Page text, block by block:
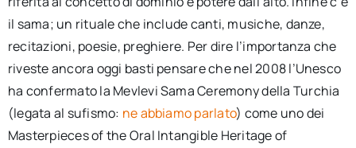
il sama; un rituale che include canti, musiche, danze,
recitazioni, poesie, preghiere. Per dire l’importanza che
riveste ancora oggi basti pensare che nel 2008 l’Unesco
ha confermato la Mevlevi Sama Ceremony della Turchia
(legata al sufismo: ne abbiamo parlato) come uno dei
Masterpieces of the Oral Intangible Heritage of